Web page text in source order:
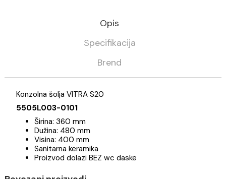
Vitra
Opis
Specifikacija
Konzolna šolja VITRA S20
5505L003-0101